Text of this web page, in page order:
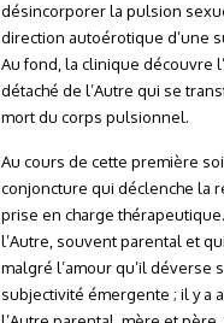
désincorporer la pulsion
direction autoérotique d’une
Au fond, la clinique découvre
détaché de l’Autre qui se
mort du corps pulsionnel.
Au cours de cette première
conjoncture qui déclenche la
prise en charge
l’Autre, souvent parental et
malgré l’amour qu’il déverse
subjectivité émergente ; il y a